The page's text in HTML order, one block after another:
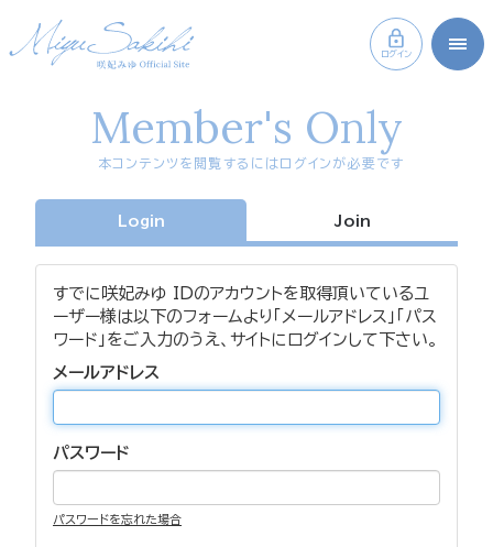
ログイン
Member's Only
本コンテンツを閲覧するにはログインが必要です
Login Join
すでに咲妃みゆ IDのアカウントを取得頂いているユ
ーザー様は以下のフォームより「メールアドレス」「パス
ワード」をご入力のうえ、サイトにログインして下さい。
メールアドレス
パスワード
パスワードを忘れた場合